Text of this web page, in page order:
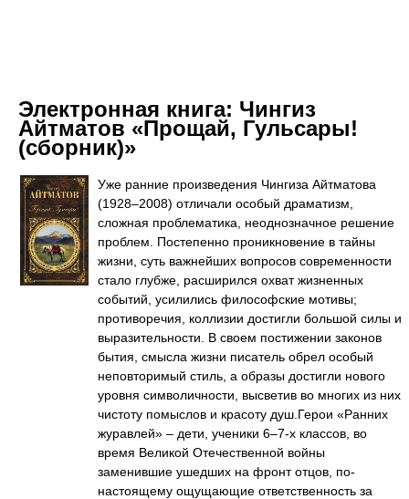
Электронная книга: Чингиз
Айтматов «Прощай, Гульсары!
(сборник)»
Уже ранние произведения Чингиза Айтматова
(1928–2008) отличали особый драматизм,
сложная проблематика, неоднозначное решение
проблем. Постепенно проникновение в тайны
жизни, суть важнейших вопросов современности
стало глубже, расширился охват жизненных
событий, усилились философские мотивы;
противоречия, коллизии достигли большой силы и
выразительности. В своем постижении законов
бытия, смысла жизни писатель обрел особый
неповторимый стиль, а образы достигли нового
уровня символичности, высветив во многих из них
чистоту помыслов и красоту душ.Герои «Ранних
журавлей» – дети, ученики 6–7-х классов, во
время Великой Отечественной войны
заменившие ушедших на фронт отцов, по-
настоящему ощущающие ответственность за